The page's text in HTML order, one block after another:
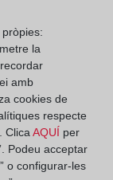
lo dicho
aplicable a
por
obstante, la
niega la
de pago
por
la
amb
cookies de
respecte
ClicaAQUÍ per
Podeu acceptar
o configurar-les